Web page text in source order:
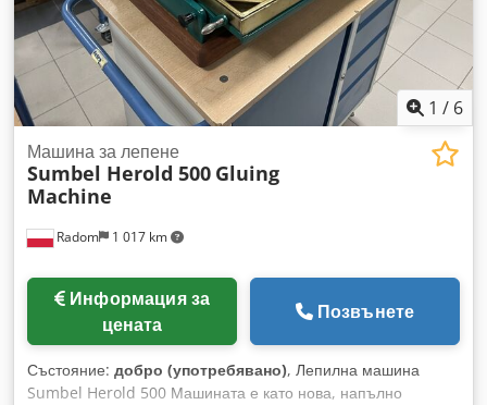
1 / 6
Radom 1 017 km
Машина за лепене
Sumbel Herold 500 Gluing
Machine
Информация за
цената
Позвънете
Състояние: добро (употребявано), Лепилна машина
Sumbel Herold 500 Машината е като нова, напълно